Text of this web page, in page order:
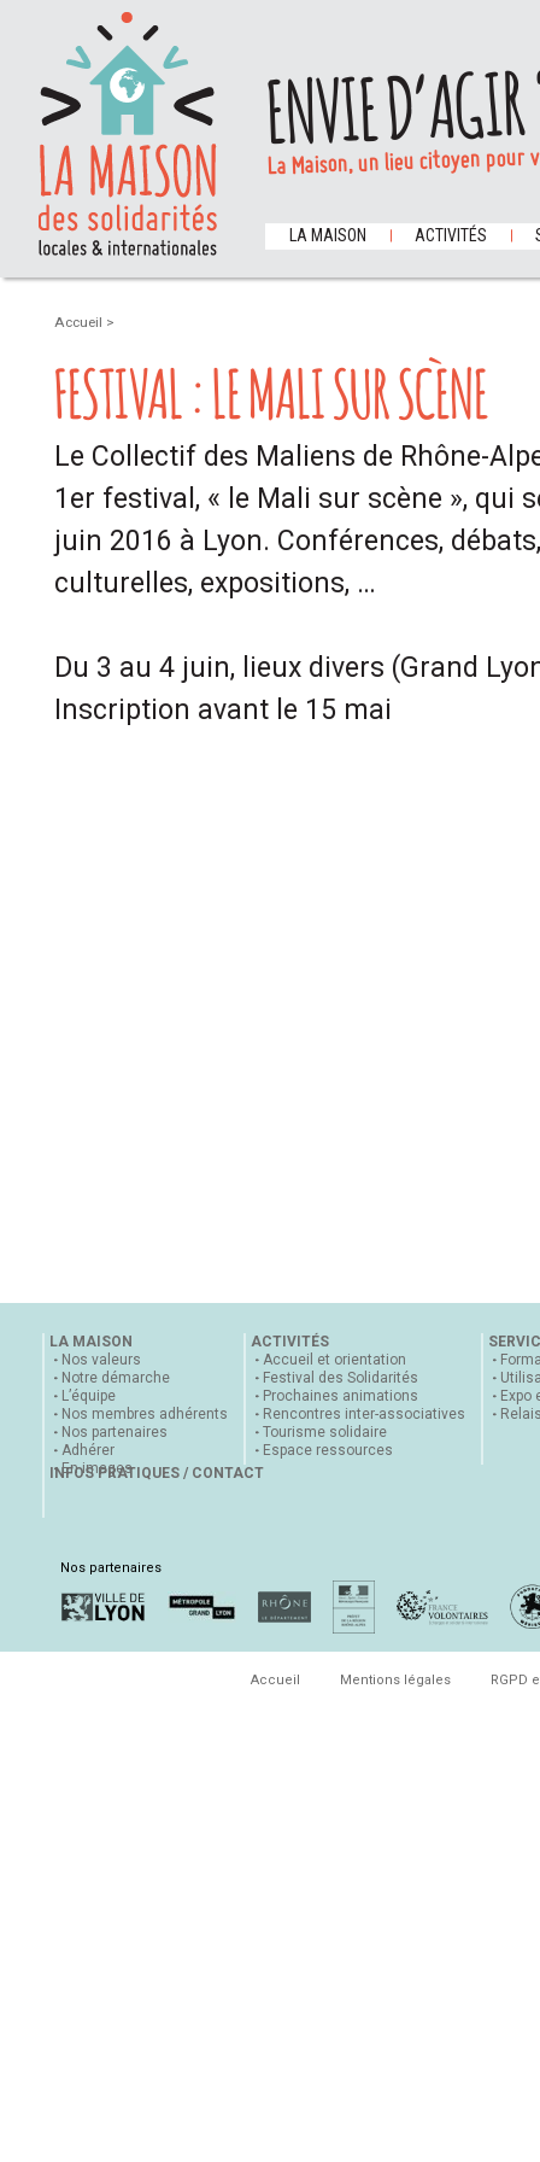
ENVIE
La Maison, un lieu citoyen
LA MAISON ACTIVITÉS
Accueil >
FESTIVAL : LE MALI SUR SCÈNE
Le Collectif des Maliens de Rhône-
1er festival, « le Mali sur scène », qui
juin 2016 à Lyon. Conférences,
culturelles, expositions, …
Du 3 au 4 juin, lieux divers (Grand
Inscription avant le 15 mai
LA MAISON
Nos valeurs
Notre démarche
L’équipe
Nos membres adhérents
Nos partenaires
Adhérer
En images
ACTIVITÉS
Accueil et orientation
Festival des Solidarités
Prochaines animations
Rencontres inter-associatives
Tourisme solidaire
Espace ressources
Expo
INFOS PRATIQUES / CONTACT
Nos partenaires
Accueil Mentions légales RGPD